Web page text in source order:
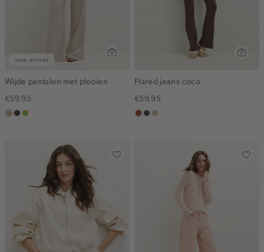
new arrival
Wijde pantalon met plooien
€59.95
zandchocomeerkleurig
Flared jeans coco
€59.95
bruin
donkerkhaki
lichtzand